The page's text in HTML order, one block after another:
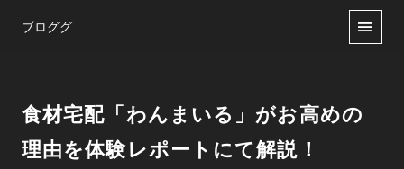
ブロググ
食材宅配「わんまいる」がお高めの
理由を体験レポートにて解説！